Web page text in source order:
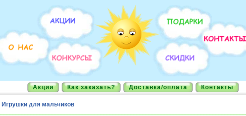
Акции Как заказать? Доставка/оплата Контакты
Игрушки для мальчиков